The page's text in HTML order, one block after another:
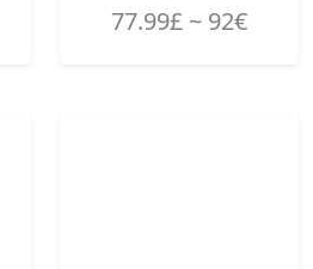
77.99£ ~ 92€